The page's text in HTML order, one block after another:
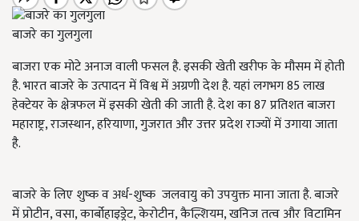
बाजरे का गुलगुला
बाजरा एक मोटे अनाज वाली फसल है. इसकी खेती खरीफ के मौसम में होती
है. भारत बाजरे के उत्पादन में विश्व में अग्रणी देश है. यहां लगभग 85 लाख
हेक्टेयर के क्षेत्रफल में इसकी खेती की जाती है. देश का 87 प्रतिशत बाजरा
महाराष्ट्र, राजस्थान, हरियाणा, गुजरात और उत्तर प्रदेश राज्यों में उगाया जाता
है.
बाजरे के लिए शुष्क व अर्ध-शुष्क जलवायु को उपयुक्त माना जाता है. बाजरे
में प्रोटीन, वसा, कार्बोहाइड्रेट, केरोटीन, कैल्शियम, खनिज तत्व और विटामिन